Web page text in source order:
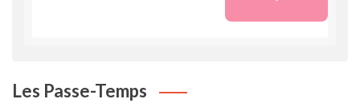
Les Passe-Temps